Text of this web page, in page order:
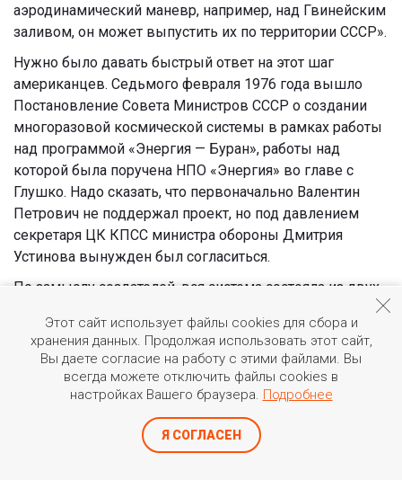
аэродинамический маневр, например, над Гвинейским
заливом, он может выпустить их по территории СССР».
Нужно было давать быстрый ответ на этот шаг
американцев. Седьмого февраля 1976 года вышло
Постановление Совета Министров СССР о создании
многоразовой космической системы в рамках работы
над программой «Энергия — Буран», работы над
которой была поручена НПО «Энергия» во главе с
Глушко. Надо сказать, что первоначально Валентин
Петрович не поддержал проект, но под давлением
секретаря ЦК КПСС министра обороны Дмитрия
Устинова вынужден был согласиться.
По замыслу создателей, вся система состояла из двух
компонентов: космического «челнока» под названием
«Буран» и ракетоносителя «Энергия». Она была самой
мощной из всех, созданных в СССР: ее вес на старте
составлял 2400 тонн, при этом ракета должна была
вывести на орбиту «челнок», стартовый вес которого
составлял 105 тонн, а полезная нагрузка — 30 тонн.
Специально для нее Глушко придумал и
Этот сайт использует файлы cookies для сбора и
хранения данных. Продолжая использовать этот сайт,
Вы даете согласие на работу с этими файлами. Вы
всегда можете отключить файлы cookies в
настройках Вашего браузера. Подробнее
Я СОГЛАСЕН